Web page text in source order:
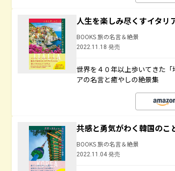
人生を楽しみ尽くすイタリ
BOOKS 旅の名言＆絶景
2022.11.18 発売
世界を４０年以上歩いてきた
アの名言と癒やしの絶景集
共感と勇気がわく韓国のこ
BOOKS 旅の名言＆絶景
2022.11.04 発売